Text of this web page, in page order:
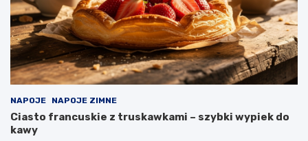
NAPOJE NAPOJE ZIMNE
Ciasto francuskie z truskawkami – szybki wypiek do
kawy